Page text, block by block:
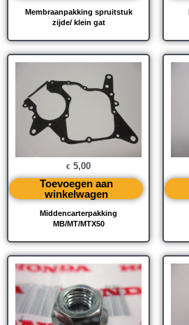
Membraanpakking spruitstuk
zijde/ klein gat
Middencarterpakking
MB/MT/MTX50
€ 5,00
Toevoegen aan
winkelwagen